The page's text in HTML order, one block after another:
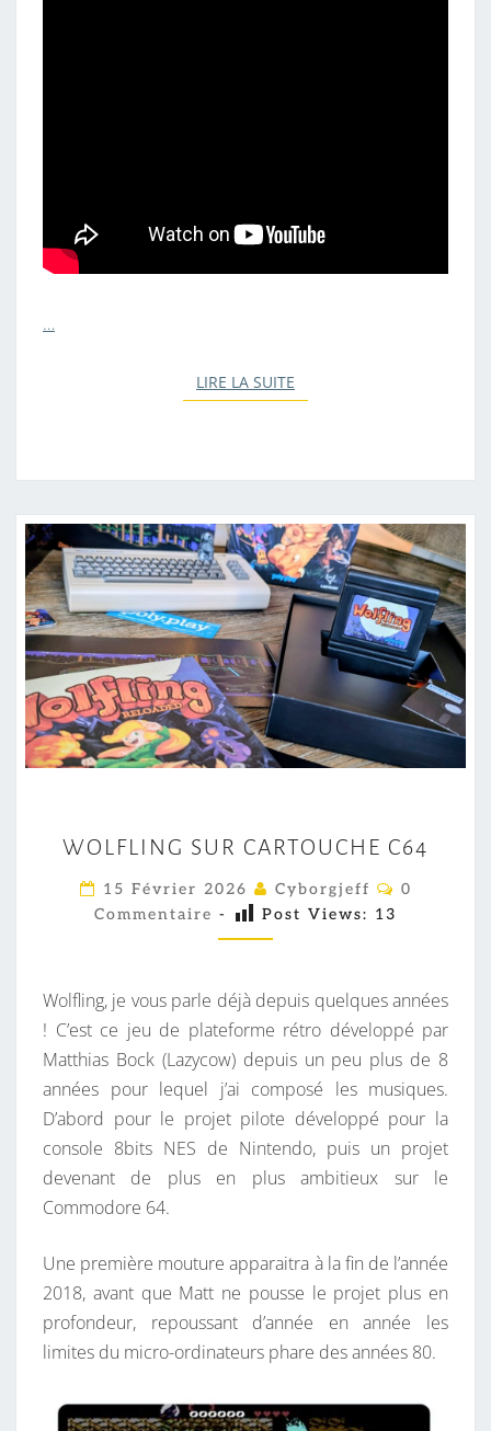
…
LIRE LA SUITE
O
L
F
L
N
G
S
U
R
C
A
O
U
C
H
C
WOLFLING SUR CARTOUCHE C64
15 Février 2026 Cyborgjeff
C
M
A
I
R
E
S
0
Commentaire - Post Views: 13
Wolfling, je vous parle déjà depuis quelques années
! C’est ce jeu de plateforme rétro développé par
Matthias Bock (Lazycow) depuis un peu plus de 8
années pour lequel j’ai composé les musiques.
D’abord pour le projet pilote développé pour la
console 8bits NES de Nintendo, puis un projet
devenant de plus en plus ambitieux sur le
Commodore 64.
Une première mouture apparaitra à la fin de l’année
2018, avant que Matt ne pousse le projet plus en
profondeur, repoussant d’année en année les
limites du micro-ordinateurs phare des années 80.